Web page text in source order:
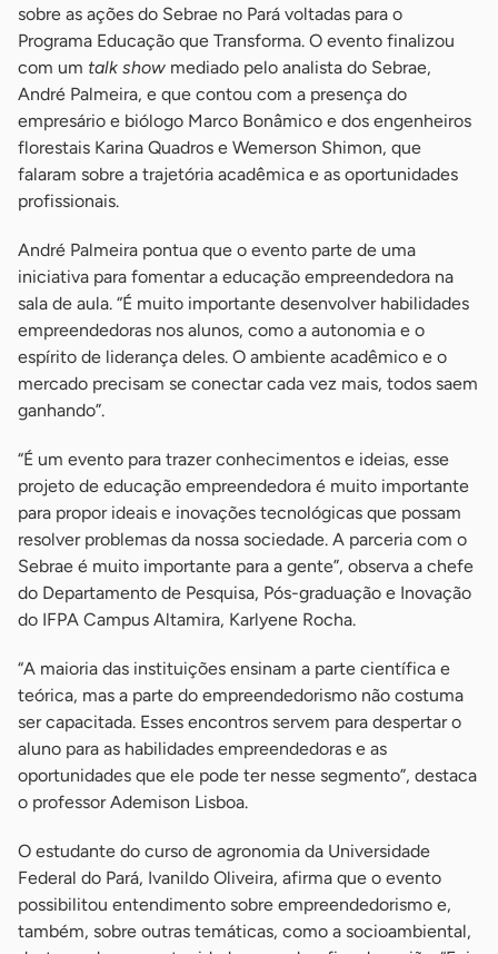
sobre as ações do Sebrae no Pará voltadas para o
Programa Educação que Transforma. O evento finalizou
com um talk show mediado pelo analista do Sebrae,
André Palmeira, e que contou com a presença do
empresário e biólogo Marco Bonâmico e dos engenheiros
florestais Karina Quadros e Wemerson Shimon, que
falaram sobre a trajetória acadêmica e as oportunidades
profissionais.
André Palmeira pontua que o evento parte de uma
iniciativa para fomentar a educação empreendedora na
sala de aula. “É muito importante desenvolver habilidades
empreendedoras nos alunos, como a autonomia e o
espírito de liderança deles. O ambiente acadêmico e o
mercado precisam se conectar cada vez mais, todos saem
ganhando”.
“É um evento para trazer conhecimentos e ideias, esse
projeto de educação empreendedora é muito importante
para propor ideais e inovações tecnológicas que possam
resolver problemas da nossa sociedade. A parceria com o
Sebrae é muito importante para a gente”, observa a chefe
do Departamento de Pesquisa, Pós-graduação e Inovação
do IFPA Campus Altamira, Karlyene Rocha.
“A maioria das instituições ensinam a parte científica e
teórica, mas a parte do empreendedorismo não costuma
ser capacitada. Esses encontros servem para despertar o
aluno para as habilidades empreendedoras e as
oportunidades que ele pode ter nesse segmento”, destaca
o professor Ademison Lisboa.
O estudante do curso de agronomia da Universidade
Federal do Pará, Ivanildo Oliveira, afirma que o evento
possibilitou entendimento sobre empreendedorismo e,
também, sobre outras temáticas, como a socioambiental,